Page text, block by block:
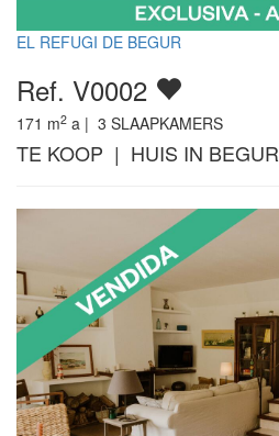
EL REFUGI DE BEGUR
Ref. V0002
171 m2 a | 3 SLAAPKAMERS
TE KOOP | HUIS IN BEGUR